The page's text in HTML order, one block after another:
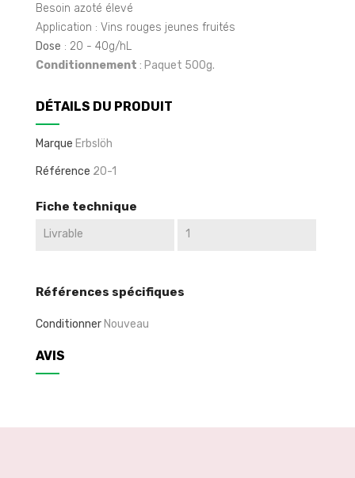
Besoin azoté élevé
Application : Vins rouges jeunes fruités
Dose : 20 - 40g/hL
Conditionnement : Paquet 500g.
DÉTAILS DU PRODUIT
Marque Erbslöh
Référence 20-1
Fiche technique
Livrable 1
Références spécifiques
Conditionner Nouveau
AVIS